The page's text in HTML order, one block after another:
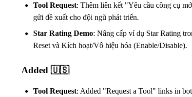
Tool Request: Thêm liên kết "Yêu cầu công cụ
gửi đề xuất cho đội ngũ phát triển.
Star Rating Demo: Nâng cấp ví dụ Star Rating
Reset và Kích hoạt/Vô hiệu hóa (Enable/Disable).
Added 🇺🇸
Tool Request: Added "Request a Tool" links in